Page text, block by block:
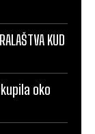
KUD
oko